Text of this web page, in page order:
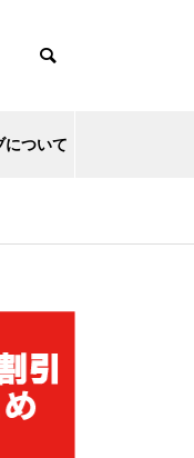
について